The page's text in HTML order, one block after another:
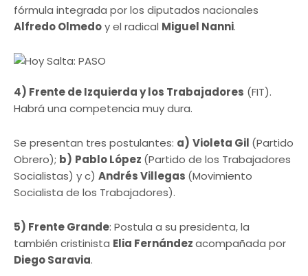
fórmula integrada por los diputados nacionales
Alfredo Olmedoy el radical Miguel Nanni.
4) Frente de Izquierda y los Trabajadores (FIT).
Habrá una competencia muy dura.
Se presentan tres postulantes: a) Violeta Gil (Partido
Obrero); b) Pablo López (Partido de los Trabajadores
Socialistas) y c) Andrés Villegas (Movimiento
Socialista de los Trabajadores).
5) Frente Grande: Postula a su presidenta, la
también cristinista Elia Fernándezacompañada por
Diego Saravia.